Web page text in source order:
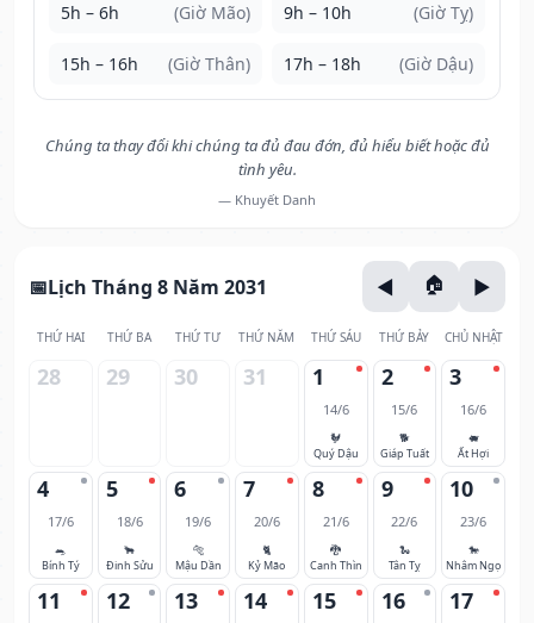
5h – 6h (Giờ Mão) 9h – 10h (Giờ Tỵ)
15h – 16h (Giờ Thân) 17h – 18h (Giờ Dậu)
Chúng ta thay đổi khi chúng ta đủ đau đớn, đủ hiểu biết hoặc đủ
tình yêu.
— Khuyết Danh
Lịch Tháng 8 Năm 2031
THỨ HAI THỨ BA THỨ TƯ THỨ NĂM THỨ SÁU THỨ BẢY CHỦ NHẬT
28 29 30 31 1
14/6
🐓
Quý Dậu
2
15/6
🐕
Giáp Tuất
3
16/6
🐖
Ất Hợi
4
17/6
🐀
Bính Tý
5
18/6
🐂
Đinh Sửu
6
19/6
🐅
Mậu Dần
7
20/6
🐈
Kỷ Mão
8
21/6
🐉
Canh Thìn
9
22/6
🐍
Tân Tỵ
10
23/6
🐎
Nhâm Ngọ
11 12 13 14 15 16 17